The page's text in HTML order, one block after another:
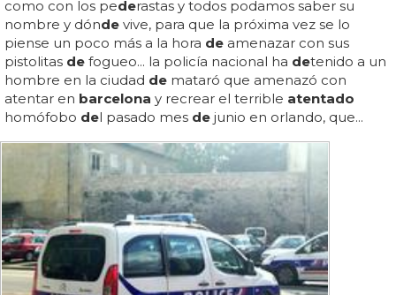
como con los pederastas y todos podamos saber su
nombre y dónde vive, para que la próxima vez se lo
piense un poco más a la hora de amenazar con sus
pistolitas de fogueo... la policía nacional ha detenido a un
hombre en la ciudad de mataró que amenazó con
atentar en barcelona y recrear el terrible atentado
homófobo del pasado mes de junio en orlando, que...